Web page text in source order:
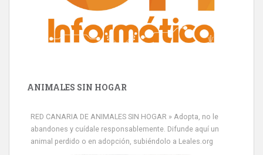
ANIMALES SIN HOGAR
RED CANARIA DE ANIMALES SIN HOGAR » Adopta, no le
abandones y cuídale responsablemente. Difunde aquí un
animal perdido o en adopción, subiéndolo a Leales.org